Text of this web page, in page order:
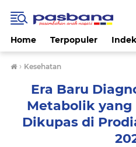
Home Terpopuler
› Kesehatan
Era Baru
Metabolik yang
Dikupas di